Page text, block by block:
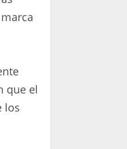
que el
los